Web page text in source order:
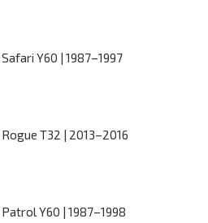
Y60 | 1987–1997
T32 | 2013–2016
Y60 | 1987–1998